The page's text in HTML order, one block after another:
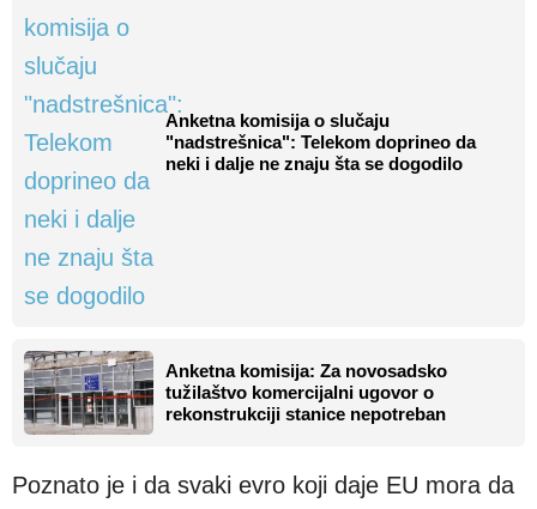
Anketna komisija o slučaju
"nadstrešnica": Telekom doprineo da
neki i dalje ne znaju šta se dogodilo
Anketna komisija: Za novosadsko
tužilaštvo komercijalni ugovor o
rekonstrukciji stanice nepotreban
Poznato je i da svaki evro koji daje EU mora da